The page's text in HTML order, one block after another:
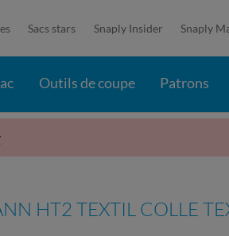
Sacs stars Snaply Insider Snaply
Outils de coupe Patrons
HT2 TEXTIL COLLE